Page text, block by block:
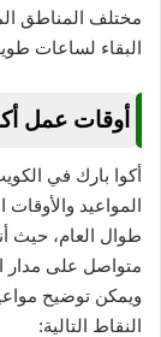
مختلف المناطق
البقاء لساعات
أوقات عمل
أكوا بارك في
المواعيد
طوال العام، حيث
متواصل على مدار
ويمكن توضيح
النقاط التالية: